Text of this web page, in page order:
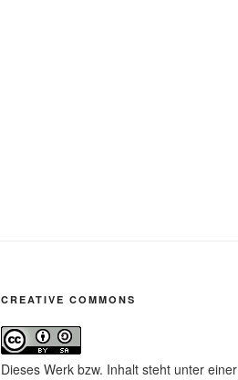
CREATIVE COMMONS
Dieses Werk bzw. Inhalt steht unter einer